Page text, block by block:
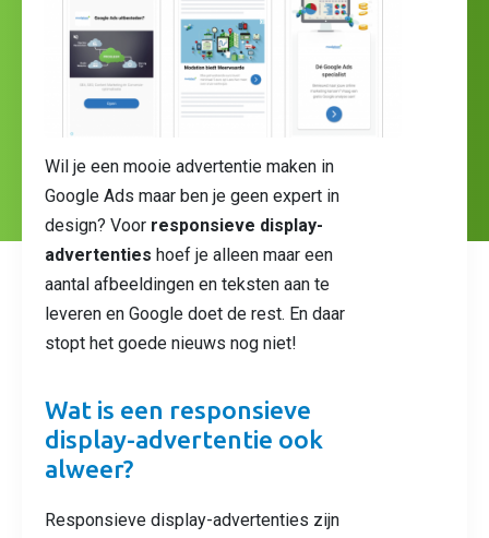
Wil je een mooie advertentie maken in
Google Ads maar ben je geen expert in
design? Voor responsieve display-
advertenties hoef je alleen maar een
aantal afbeeldingen en teksten aan te
leveren en Google doet de rest. En daar
stopt het goede nieuws nog niet!
Wat is een responsieve
display-advertentie ook
alweer?
Responsieve display-advertenties zijn